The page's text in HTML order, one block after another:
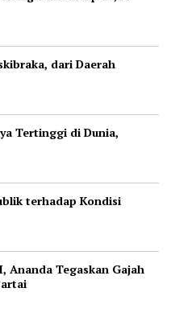
dari Daerah
Tertinggi di Dunia,
terhadap Kondisi
Ananda Tegaskan Gajah